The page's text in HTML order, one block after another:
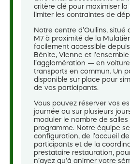
critère clé pour maximiser
limiter les contraintes de
Notre centre d’Oullins, situé
M7 à proximité de la
facilement accessible
Bénite, Vienne et
l’agglomération — en
transports en commun. Un
disponible sur place pour
de vos participants.
Vous pouvez réserver vos
journée ou sur plusieurs
moduler le nombre de salles
programme. Notre équipe
configuration, de l’accueil
participants et de la
prestataire restauration,
n’ayez qu’à animer votre